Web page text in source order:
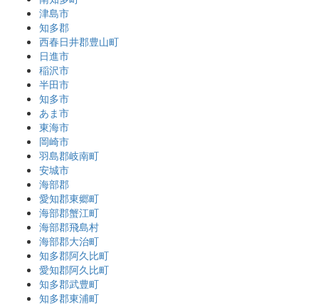
津島市
知多郡
西春日井郡豊山町
日進市
稲沢市
半田市
知多市
あま市
東海市
岡崎市
羽島郡岐南町
安城市
海部郡
愛知郡東郷町
海部郡蟹江町
海部郡飛島村
海部郡大治町
知多郡阿久比町
愛知郡阿久比町
知多郡武豊町
知多郡東浦町